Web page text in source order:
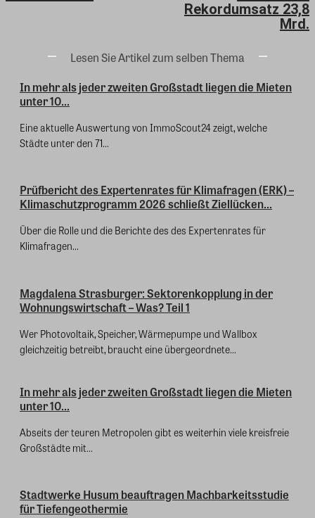
Rekordumsatz 23,8
Mrd.
Lesen Sie Artikel zum selben Thema
In mehr als jeder zweiten Großstadt liegen die Mieten
unter 10...
Eine aktuelle Auswertung von ImmoScout24 zeigt, welche
Städte unter den 71...
Prüfbericht des Expertenrates für Klimafragen (ERK) –
Klimaschutzprogramm 2026 schließt Ziellücken...
Über die Rolle und die Berichte des des Expertenrates für
Klimafragen...
Magdalena Strasburger: Sektorenkopplung in der
Wohnungswirtschaft – Was? Teil 1
Wer Photovoltaik, Speicher, Wärmepumpe und Wallbox
gleichzeitig betreibt, braucht eine übergeordnete...
In mehr als jeder zweiten Großstadt liegen die Mieten
unter 10...
Abseits der teuren Metropolen gibt es weiterhin viele kreisfreie
Großstädte mit...
Stadtwerke Husum beauftragen Machbarkeitsstudie
für Tiefengeothermie